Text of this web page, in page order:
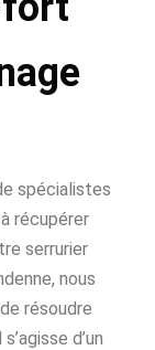
spécialistes
récupérer
serrurier
nous
résoudre
d’un